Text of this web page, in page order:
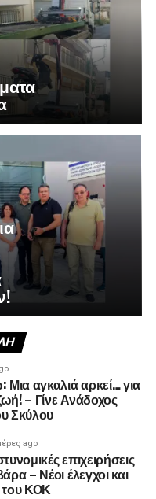
αγκαλιά αρκεί… για
– Γίνε Ανάδοχος
Σκύλου
ago
επιχειρήσεις
– Νέοι έλεγχοι και
του ΚΟΚ